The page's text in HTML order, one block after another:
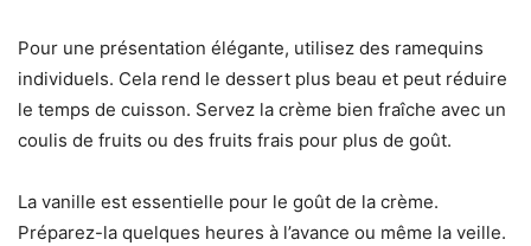
Pour une présentation élégante, utilisez des ramequins
individuels. Cela rend le dessert plus beau et peut réduire
le temps de cuisson. Servez la crème bien fraîche avec un
coulis de fruits ou des fruits frais pour plus de goût.
La vanille est essentielle pour le goût de la crème.
Préparez-la quelques heures à l’avance ou même la veille.